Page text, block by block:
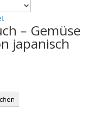
– Gemüse
japanisch